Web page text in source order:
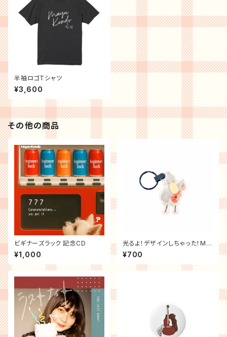
半袖ロゴTシャツ
¥3,600
その他の商品
ビギナーズラック 記念CD
¥1,000
光るよ！デザインしちゃった！MA
YU BIROKOUキーホルダー
¥700